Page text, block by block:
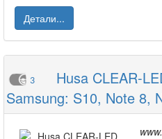
Детали...
3
Husa CLEAR-
Samsung: S10, Note 8,